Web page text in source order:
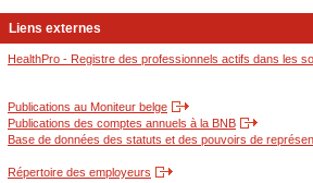
Liens externes
HealthPro - Registre des professionnels actifs dans les
Publications au Moniteur belge
Publications des comptes annuels à la BNB
Base de données des statuts et des pouvoirs de
Répertoire des employeurs